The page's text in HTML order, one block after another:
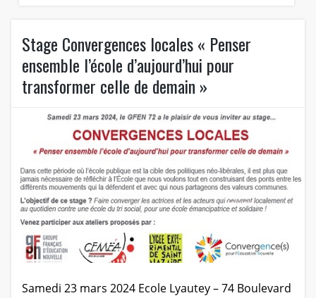
Stage Convergences locales « Penser
ensemble l’école d’aujourd’hui pour
transformer celle de demain »
Samedi 23 mars 2024 Ecole Lyautey – 74 Boulevard